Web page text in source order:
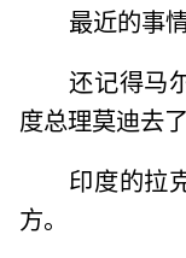
最近的事
还记得马
度总理莫迪去
印度的拉
方。